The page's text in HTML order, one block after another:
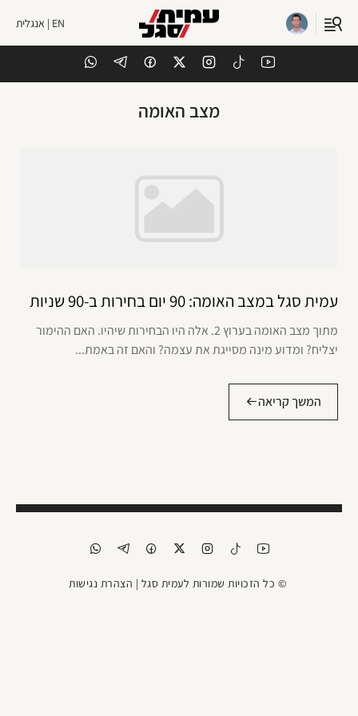
EN | אנגלית
מצב האומה
עמית סגל במצב האומה: 90 יום בחירות ב-90 שניות
מתוך מצב האומה בערוץ 2. אלה היו הבחירות שיהיו. האם ההימור
יצליח? ומדוע מינה מסייגת את עצמה? והאם זה באמת...
המשך קריאה
© כל הזכויות שמורות לעמית סגל | הצהרת נגישות